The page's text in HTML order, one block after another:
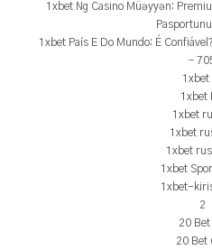
1xbet Ng Casino Müəyyən:
1xbet País E Do Mundo: É
–
1xbet
1xbet
1xbet
1xbet
1xbet
1xbet
1xbet-
2
20 Bet
20 Bet